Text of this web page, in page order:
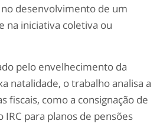
desenvolvimento de um
na iniciativa coletiva ou
pelo envelhecimento da
natalidade, o trabalho analisa a
fiscais, como a consignação de
para planos de pensões